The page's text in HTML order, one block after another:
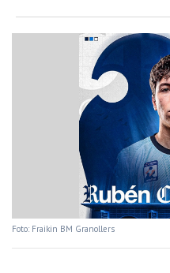
Foto: Fraikin BM Granollers